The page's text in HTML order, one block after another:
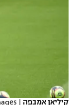
מכבי תל אביב
ליגה הולנדית
הפועל ירושלים
כדורעף
קיליאן אמבפה |